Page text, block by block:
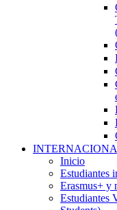
Inicio
Estudiantes
Erasmus+ y
Estudiantes